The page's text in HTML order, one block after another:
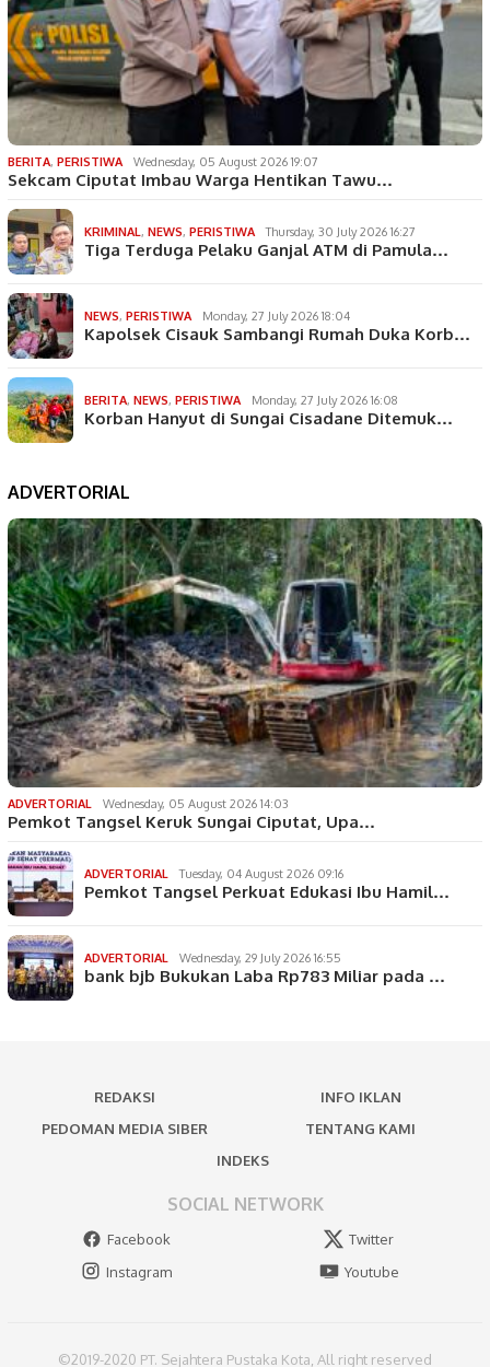
BERITA, PERISTIWA Wednesday, 05 August 2026 19:07
Sekcam Ciputat Imbau Warga Hentikan Tawu…
KRIMINAL, NEWS, PERISTIWA Thursday, 30 July 2026 16:27
Tiga Terduga Pelaku Ganjal ATM di Pamula…
NEWS, PERISTIWA Monday, 27 July 2026 18:04
Kapolsek Cisauk Sambangi Rumah Duka Korb…
BERITA, NEWS, PERISTIWA Monday, 27 July 2026 16:08
Korban Hanyut di Sungai Cisadane Ditemuk…
ADVERTORIAL
ADVERTORIAL Wednesday, 05 August 2026 14:03
Pemkot Tangsel Keruk Sungai Ciputat, Upa…
ADVERTORIAL Tuesday, 04 August 2026 09:16
Pemkot Tangsel Perkuat Edukasi Ibu Hamil…
ADVERTORIAL Wednesday, 29 July 2026 16:55
bank bjb Bukukan Laba Rp783 Miliar pada …
REDAKSI
INFO IKLAN
PEDOMAN MEDIA SIBER
TENTANG KAMI
INDEKS
SOCIAL NETWORK
Facebook
Twitter
Instagram
Youtube
©2019-2020 PT. Sejahtera Pustaka Kota, All right reserved